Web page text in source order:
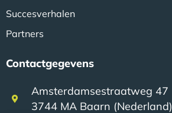
Succesverhalen
Partners
Contactgegevens
Amsterdamsestraatweg 47
3744 MA Baarn (Nederland)